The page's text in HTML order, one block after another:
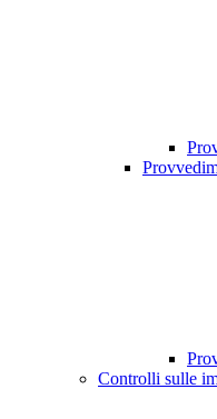
Controlli sulle